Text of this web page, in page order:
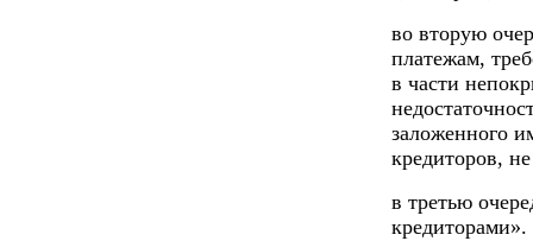
во вторую
платежам,
в части
заложенного
кредиторов,
в третью
кредиторами».